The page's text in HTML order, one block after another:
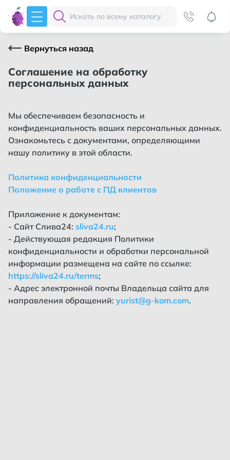
Вернуться назад
Соглашение на обработку
персональных данных
Мы обеспечиваем безопасность и
конфиденциальность ваших персональных данных.
Ознакомьтесь с документами, определяющими
нашу политику в этой области.
Политика конфиденциальности
Положение о работе с ПД клиентов
Приложение к документам:
- Сайт Слива24: sliva24.ru;
- Действующая редакция Политики
конфиденциальности и обработки персональной
информации размещена на сайте по ссылке:
https://sliva24.ru/terms;
- Адрес электронной почты Владельца сайта для
направления обращений: yurist@g-kom.com.